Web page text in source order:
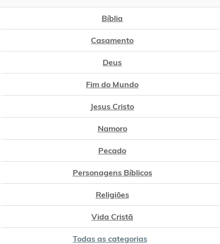
Bíblia
Casamento
Deus
Fim do Mundo
Jesus Cristo
Namoro
Pecado
Personagens Bíblicos
Religiões
Vida Cristã
Todas as categorias